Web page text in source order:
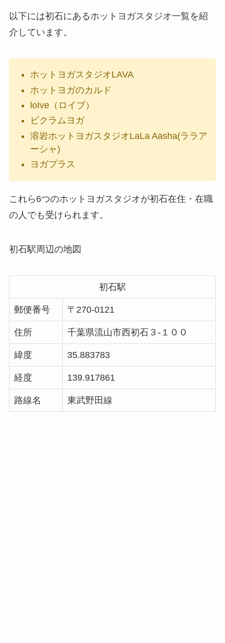
以下には初石にあるホットヨガスタジオ一覧を紹
介しています。
ホットヨガスタジオLAVA
ホットヨガのカルド
loIve（ロイブ）
ビクラムヨガ
溶岩ホットヨガスタジオLaLa Aasha(ララア
ーシャ)
ヨガプラス
これら6つのホットヨガスタジオが初石在住・在職
の人でも受けられます。
初石駅周辺の地図
初石駅
郵便番号 〒270-0121
住所 千葉県流山市西初石３-１００
緯度 35.883783
経度 139.917861
路線名 東武野田線